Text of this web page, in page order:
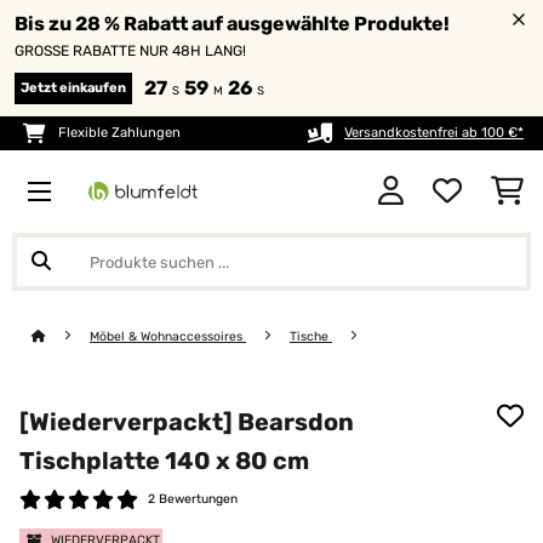
Bis zu 28 % Rabatt auf ausgewählte Produkte!
GROSSE RABATTE NUR 48H LANG!
Jetzt einkaufen 27 S 59 M 25 S
Flexible Zahlungen Versandkostenfrei ab 100 €*
Möbel & Wohnaccessoires Tische
[Wiederverpackt] Bearsdon
Tischplatte 140 x 80 cm
2 Bewertungen